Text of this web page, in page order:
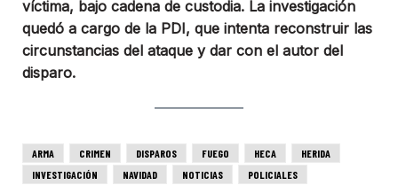
víctima, bajo cadena de custodia. La investigación
quedó a cargo de la PDI, que intenta reconstruir las
circunstancias del ataque y dar con el autor del
disparo.
ARMA CRIMEN DISPAROS FUEGO HECA
HERIDA
INVESTIGACIÓN
NAVIDAD NOTICIAS POLICIALES